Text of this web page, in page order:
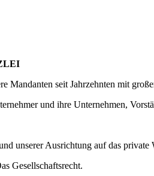
Mandanten seit Jahrzehnten mit
und ihre Unternehmen,
unserer Ausrichtung auf das
Gesellschaftsrecht.